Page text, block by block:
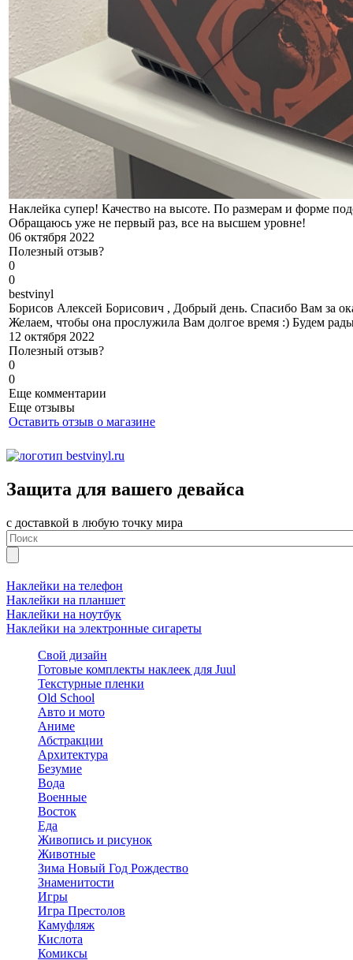
Наклейка супер! Качество на высоте. По размерам и форме
Обращаюсь уже не первый раз, все на высшем уровне!
06 октября 2022
Полезный отзыв?
0
0
bestvinyl
Борисов Алексей Борисович , Добрый день. Спасибо Вам за
Желаем, чтобы она прослужила Вам долгое время :) Будем
12 октября 2022
Полезный отзыв?
0
0
Еще комментарии
Еще отзывы
Оставить отзыв о магазине
Защита для вашего девайса
с доставкой в любую точку мира
Наклейки на телефон
Наклейки на планшет
Наклейки на ноутбук
Наклейки на электронные сигареты
Свой дизайн
Готовые комплекты наклеек для Juul
Текстурные пленки
Old School
Авто и мото
Аниме
Абстракции
Архитектура
Безумие
Вода
Военные
Восток
Еда
Живопись и рисунок
Животные
Зима Новый Год Рождество
Знаменитости
Игры
Игра Престолов
Камуфляж
Кислота
Комиксы